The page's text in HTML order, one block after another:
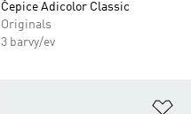
Čepice Adicolor Classic
Originals
3 barvy/ev